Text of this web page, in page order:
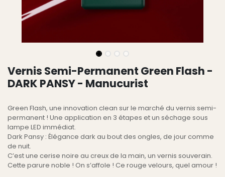
Vernis Semi-Permanent Green Flash -
DARK PANSY - Manucurist
Green Flash, une innovation clean sur le marché du vernis semi-
permanent ! Une application en 3 étapes et un séchage sous
lampe LED immédiat.
Dark Pansy : Élégance dark au bout des ongles, de jour comme
de nuit.
C’est une cerise noire au creux de la main, un vernis souverain.
Cette parure noble ! On s’affole ! Ce rouge velours, quel amour !